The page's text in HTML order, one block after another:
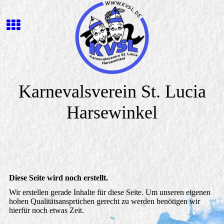
Karnevalsverein St. Lucia
Harsewinkel
Diese Seite wird noch erstellt.
Wir erstellen gerade Inhalte für diese Seite. Um unseren eigenen
hohen Qualitätsansprüchen gerecht zu werden benötigen wir
hierfür noch etwas Zeit.